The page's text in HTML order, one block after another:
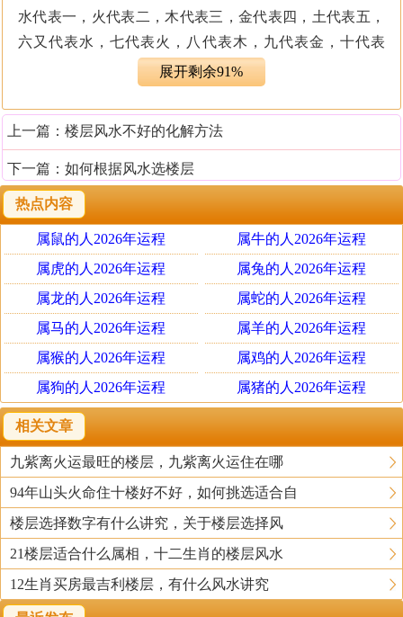
水代表一，火代表二，木代表三，金代表四，土代表五，
六又代表水，七代表火，八代表木，九代表金，十代表
土……如此类推。代入楼层(栋)就是一、六层(栋)为水，
金，五、十层(栋)为土……十一层以上还是以尾数定，如
十二层，二，代表火，余仿此。
2、楼层五行相克：金克木、木克土、土克水、水克火、火
克金。
金克木，因为金属铸造的割切工具可锯毁树木;
木克土，因为树根苗的力量强大，能突破土的障碍;
土克水，因为土能防水;
水克火，因为火遇水便熄灭。
火克金，因为烈火能溶解金属;
3、只要自己的属相(或八字喜用五行更准确)不要跟楼层数
五行相克就不为凶，这就是买房风水中的禁忌。
选择楼层需注意事项
其实不同楼层的风水好坏，要根据屋主的命格来定，譬如
某宅主生肖属猪，五行属水，居住在一楼或六楼，则水可
助其主命水，吉论;要是居住在五楼或十楼，则土克其主命
水，凶论;而居住在二楼或七楼，则火被其主命水克制，中
展开剩余91%
上一篇： 楼层风水不好的化解方法
下一篇： 如何根据风水选楼层
热点内容
属鼠的人2026年运程
属牛的人2026年运程
属虎的人2026年运程
属兔的人2026年运程
属龙的人2026年运程
属蛇的人2026年运程
属马的人2026年运程
属羊的人2026年运程
属猴的人2026年运程
属鸡的人2026年运程
属狗的人2026年运程
属猪的人2026年运程
相关文章
九紫离火运最旺的楼层，九紫离火运住在哪
94年山头火命住十楼好不好，如何挑选适合自
楼层选择数字有什么讲究，关于楼层选择风
21楼层适合什么属相，十二生肖的楼层风水
12生肖买房最吉利楼层，有什么风水讲究